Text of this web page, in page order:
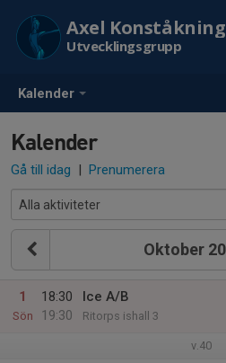
Kalender
Axel
Utvecklingsgrupp
Kalender
Gå till idag | Prenumerera
Oktober
1
Sön
18:30
19:30
Ice A/B
Ritorps ishall 3
v.40